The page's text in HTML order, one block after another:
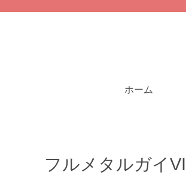
ホーム
フルメタルガイ